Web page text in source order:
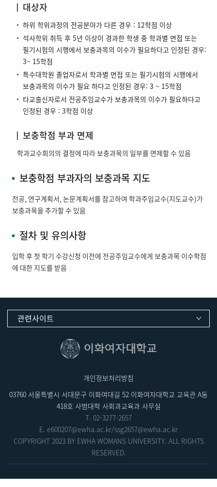
대상자
하위 학위과정의 전공분야가 다른 경우 : 12학점 이상
석사학위 취득 후 5년 이상이 경과한 학생 중 학과별 면접 또는
필기시험의 시행에서 보충과목의 이수가 필요하다고 인정된 경우:
3~ 15학점
특수대학원 졸업자로서 학과별 면접 또는 필기시험의 시행에서
보충과목의 이수가 필요 하다고 인정된 경우: 3 ~ 15학점
타교출신자로서 전공주임교수가 보충과목의 이수가 필요하다고
인정된 경우 : 3학점 이상
보충학점 부과 면제
학과교수회의의 결정에 따라 보충과목의 일부를 면제할 수 있음
보충학점 부과자의 보충과목 지도
전공, 연구계획서, 논문계획서를 참고하여 학과주임교수(지도교수)가
보충과목을 추가할 수 있음
절차 및 유의사항
입학 후 첫 학기 수강신청 이전에 전공주임교수에게 보충과목 이수학점
에 대한 지도를 받음
관련사이트
개인정보처리방침
03760 서울특별시 서대문구 이화여대길 52 이화여자대학교 교육관 A동
418호 사범대학 사회과교육과 사무실
T. 02-3277-2657
E. e600207@ewha.ac.kr/ssg2657@ewha.ac.kr
COPYRIGHT 2023 BY EWHA WOMANS UNIVERSITY. ALL RIGHTS
RESERVED.